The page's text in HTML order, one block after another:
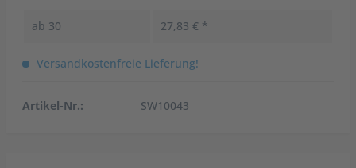
ab 30 27,83 € *
Versandkostenfreie Lieferung!
Artikel-Nr.: SW10043